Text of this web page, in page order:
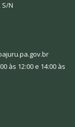
S/N
às 12:00 e 14:00 às